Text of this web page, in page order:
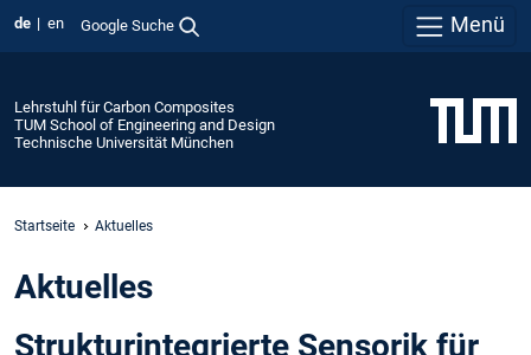
de en Google Suche Menü
Lehrstuhl für Carbon Composites
TUM School of Engineering and Design
Technische Universität München
Startseite Aktuelles
Aktuelles
Strukturintegrierte Sensorik für